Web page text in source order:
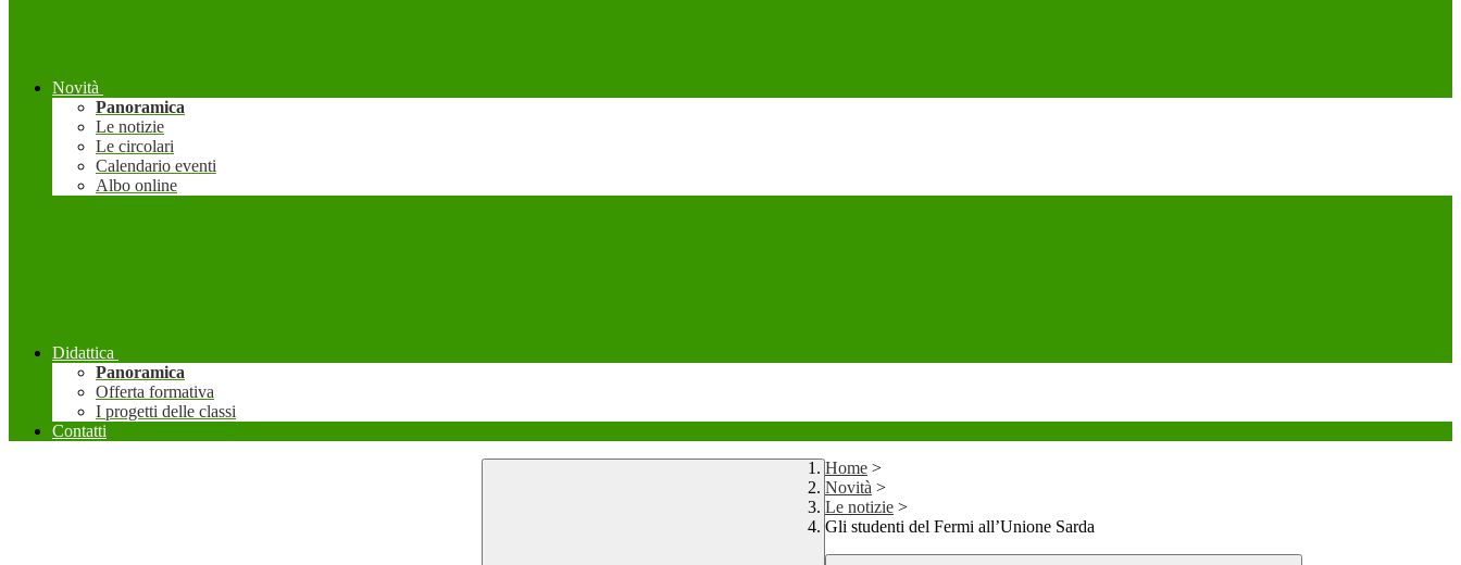
Novità
Panoramica
Le notizie
Le circolari
Calendario eventi
Albo online
Didattica
Panoramica
Offerta formativa
I progetti delle classi
Contatti
Home >
Novità >
Le notizie >
Gli studenti del Fermi all’Unione Sarda